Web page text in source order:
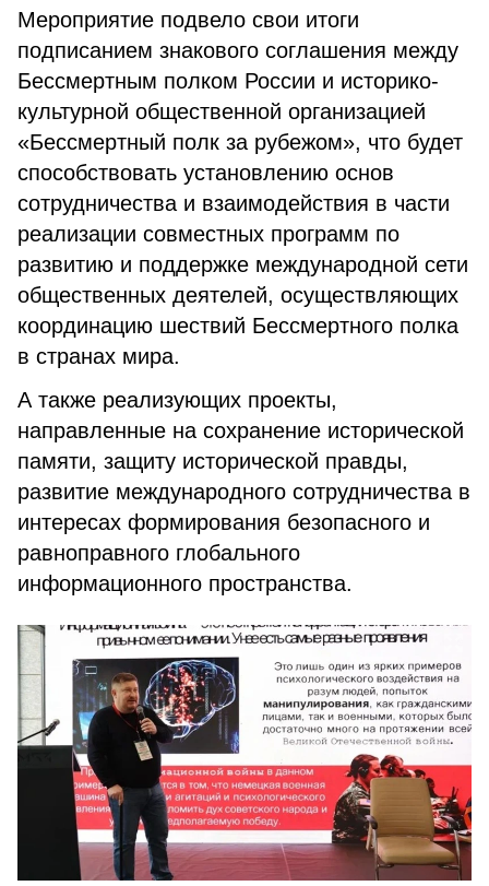
Мероприятие подвело свои итоги
подписанием знакового соглашения между
Бессмертным полком России и историко-
культурной общественной организацией
«Бессмертный полк за рубежом», что будет
способствовать установлению основ
сотрудничества и взаимодействия в части
реализации совместных программ по
развитию и поддержке международной сети
общественных деятелей, осуществляющих
координацию шествий Бессмертного полка
в странах мира.
А также реализующих проекты,
направленные на сохранение исторической
памяти, защиту исторической правды,
развитие международного сотрудничества в
интересах формирования безопасного и
равноправного глобального
информационного пространства.